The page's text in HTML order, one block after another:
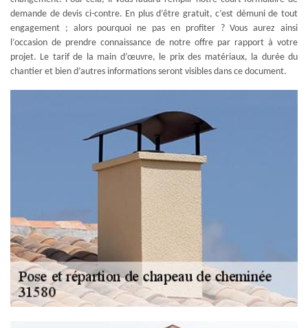
demande de devis ci-contre. En plus d’être gratuit, c’est démuni de tout
engagement ; alors pourquoi ne pas en profiter ? Vous aurez ainsi
l’occasion de prendre connaissance de notre offre par rapport à votre
projet. Le tarif de la main d’œuvre, le prix des matériaux, la durée du
chantier et bien d’autres informations seront visibles dans ce document.